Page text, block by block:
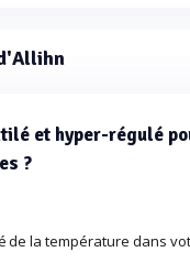
et hyper-régulé
?
de la température dans